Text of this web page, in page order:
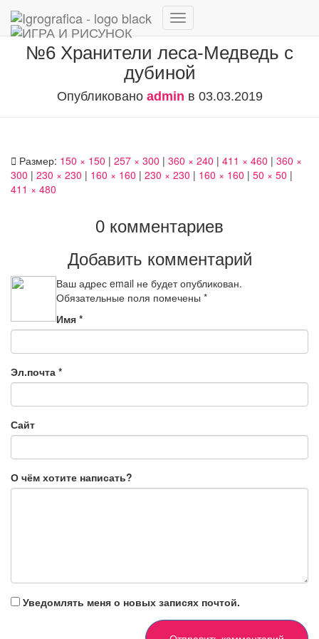
Переключить
навигацию
№6 Хранители леса-Медведь с
дубиной
Опубликовано admin в 03.03.2019
Размер: 150 × 150 | 257 × 300 | 360 × 240 | 411 × 460 | 360 ×
300 | 230 × 230 | 160 × 160 | 230 × 230 | 160 × 160 | 50 × 50 |
411 × 480
0 комментариев
Добавить комментарий
Ваш адрес email не будет опубликован.
Обязательные поля помечены *
Имя *
Эл.почта *
Сайт
О чём хотите написать?
Уведомлять меня о новых записях почтой.